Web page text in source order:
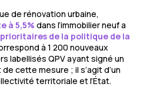
de rénovation urbaine,
à 5,5% dans l’immobilier neuf a
de la politique de la
à 1 200 nouveaux
labellisés QPV ayant signé un
cette mesure ; il s’agit d’un
territoriale et l’État.